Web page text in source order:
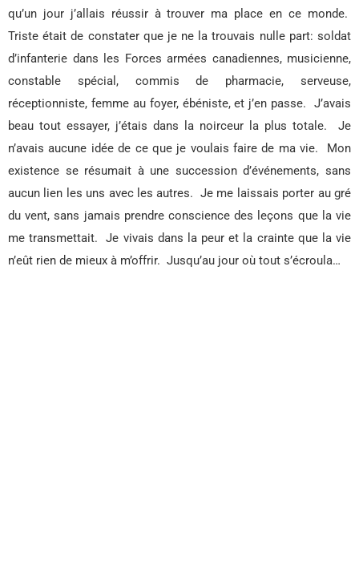
qu’un jour j’allais réussir à trouver ma place en ce monde.
Triste était de constater que je ne la trouvais nulle part: soldat
d’infanterie dans les Forces armées canadiennes, musicienne,
constable spécial, commis de pharmacie, serveuse,
réceptionniste, femme au foyer, ébéniste, et j’en passe.
J’avais
beau tout essayer, j’étais dans la noirceur la plus totale.
Je
n’avais aucune idée de ce que je voulais faire de ma vie.
Mon
existence se résumait à une succession d’événements, sans
aucun lien les uns avec les autres. Je me laissais porter au gré
du vent, sans jamais prendre conscience des leçons que la vie
me transmettait.
Je vivais dans la peur et la crainte que la vie
n’eût rien de mieux à m’offrir. Jusqu’au jour où tout s’écroula…